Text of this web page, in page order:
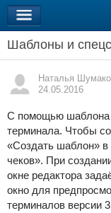
Шаблоны и
Наталья
24.05.2016
С помощью шаблона
терминала. Чтобы
«Создать шаблон»
чеков». При
окне редактора
окно для
терминалов версии